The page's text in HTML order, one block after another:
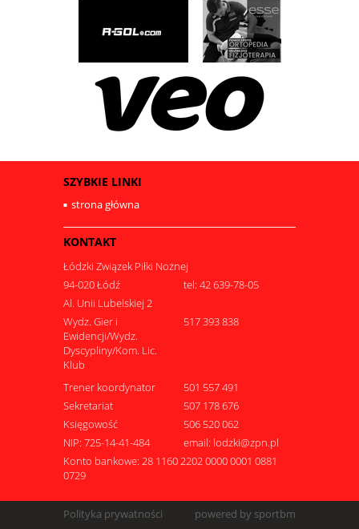
SZYBKIE LINKI
strona główna
KONTAKT
Łódzki Związek Piłki Nożnej
94-020 Łódź
tel: 42 639-78-05
Al. Unii Lubelskiej 2
Wydz. Gier i
Ewidencji/Wydz.
Dyscypliny/Kom. Lic.
Klub
517 393 838
Trener koordynator
501 557 491
Sekretariat
507 178 676
Księgowość
506 520 062
NIP: 725-14-41-484
email: lodzki@zpn.pl
Konto bankowe: 28 1160 2202 0000 0001 0881
0729
Polityka prywatności
powered by sportbm